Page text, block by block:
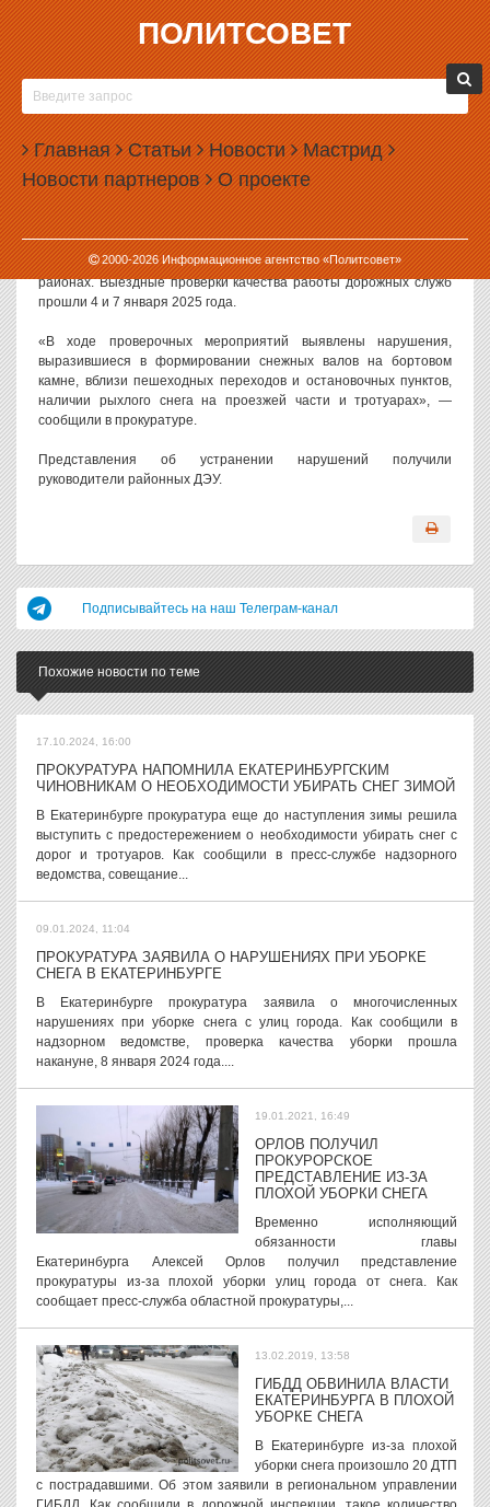
ПОЛИТСОВЕТ
Главная Статьи Новости Мастрид
Новости партнеров О проекте
2000-2026Информационное агентство «Политсовет»
09.01.2025, 11:30
ПРОКУРАТУРА НАШЛА НАРУШЕНИЯ ПРИ
УБОРКЕ СНЕГА В ЕКАТЕРИНБУРГЕ
В Екатеринбурге прокуратура вынесла представления в адрес
коммунальных служб из-за нарушений при уборке снега.
Как сообщили в пресс-службе региональной прокуратуры,
претензии у ведомства возникли к уборке в Верх-Исетском,
Кировском, Октябрьском, Орджоникидзевском и Чкаловском
районах. Выездные проверки качества работы дорожных служб
прошли 4 и 7 января 2025 года.
«В ходе проверочных мероприятий выявлены нарушения,
выразившиеся в формировании снежных валов на бортовом
камне, вблизи пешеходных переходов и остановочных пунктов,
наличии рыхлого снега на проезжей части и тротуарах», —
сообщили в прокуратуре.
Представления об устранении нарушений получили
руководители районных ДЭУ.
Подписывайтесь на наш Телеграм-канал
Похожие новости по теме
17.10.2024, 16:00
ПРОКУРАТУРА НАПОМНИЛА ЕКАТЕРИНБУРГСКИМ
ЧИНОВНИКАМ О НЕОБХОДИМОСТИ УБИРАТЬ СНЕГ ЗИМОЙ
В Екатеринбурге прокуратура еще до наступления зимы решила
выступить с предостережением о необходимости убирать снег с
дорог и тротуаров. Как сообщили в пресс-службе надзорного
ведомства, совещание...
09.01.2024, 11:04
ПРОКУРАТУРА ЗАЯВИЛА О НАРУШЕНИЯХ ПРИ УБОРКЕ
СНЕГА В ЕКАТЕРИНБУРГЕ
В Екатеринбурге прокуратура заявила о многочисленных
нарушениях при уборке снега с улиц города. Как сообщили в
надзорном ведомстве, проверка качества уборки прошла
накануне, 8 января 2024 года....
19.01.2021, 16:49
ОРЛОВ ПОЛУЧИЛ
ПРОКУРОРСКОЕ
ПРЕДСТАВЛЕНИЕ ИЗ-ЗА
ПЛОХОЙ УБОРКИ СНЕГА
Временно исполняющий
обязанности главы
Екатеринбурга Алексей Орлов получил представление
прокуратуры из-за плохой уборки улиц города от снега. Как
сообщает пресс-служба областной прокуратуры,...
13.02.2019, 13:58
ГИБДД ОБВИНИЛА ВЛАСТИ
ЕКАТЕРИНБУРГА В ПЛОХОЙ
УБОРКЕ СНЕГА
В Екатеринбурге из-за плохой
уборки снега произошло 20 ДТП
с пострадавшими. Об этом заявили в региональном управлении